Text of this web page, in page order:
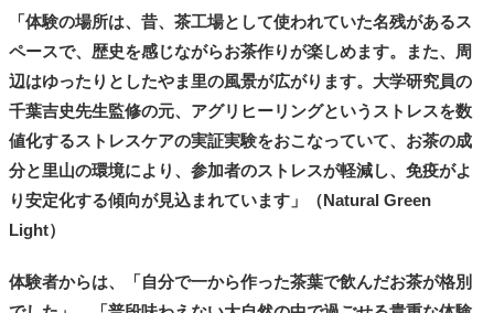
「体験の場所は、昔、茶工場として使われていた名残があるス
ペースで、歴史を感じながらお茶作りが楽しめます。また、周
辺はゆったりとしたやま里の風景が広がります。大学研究員の
千葉吉史先生監修の元、アグリヒーリングというストレスを数
値化するストレスケアの実証実験をおこなっていて、お茶の成
分と里山の環境により、参加者のストレスが軽減し、免疫がよ
り安定化する傾向が見込まれています」（Natural Green
Light）
体験者からは、「自分で一から作った茶葉で飲んだお茶が格別